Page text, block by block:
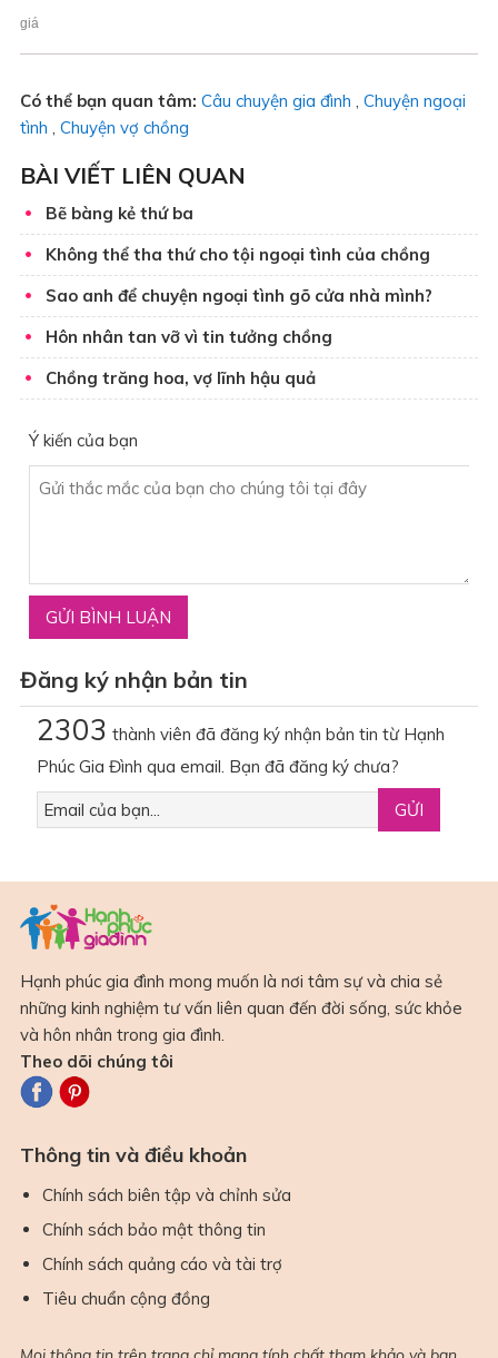
giá
Có thể bạn quan tâm: Câu chuyện gia đình
Chuyện ngoại
tình
Chuyện vợ chồng
BÀI VIẾT LIÊN QUAN
Bẽ bàng kẻ thứ ba
Không thể tha thứ cho tội ngoại tình của chồng
Sao anh để chuyện ngoại tình gõ cửa nhà mình?
Hôn nhân tan vỡ vì tin tưởng chồng
Chồng trăng hoa, vợ lĩnh hậu quả
Ý kiến của bạn
Đăng ký nhận bản tin
2303 thành viên đã đăng ký nhận bản tin từ Hạnh
Phúc Gia Đình qua email. Bạn đã đăng ký chưa?
Hạnh phúc gia đình mong muốn là nơi tâm sự và chia sẻ
những kinh nghiệm tư vấn liên quan đến đời sống, sức khỏe
và hôn nhân trong gia đình.
Theo dõi chúng tôi
Thông tin và điều khoản
Chính sách biên tập và chỉnh sửa
Chính sách bảo mật thông tin
Chính sách quảng cáo và tài trợ
Tiêu chuẩn cộng đồng